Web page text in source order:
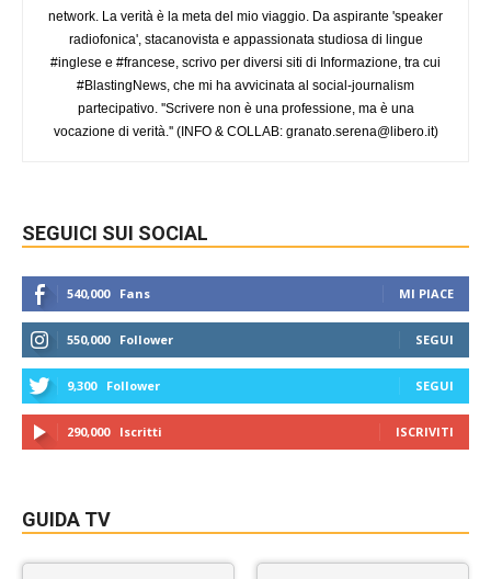
network. La verità è la meta del mio viaggio. Da aspirante 'speaker
radiofonica', stacanovista e appassionata studiosa di lingue
#inglese e #francese, scrivo per diversi siti di Informazione, tra cui
#BlastingNews, che mi ha avvicinata al social-journalism
partecipativo. ''Scrivere non è una professione, ma è una
vocazione di verità.'' (INFO & COLLAB: granato.serena@libero.it)
SEGUICI SUI SOCIAL
540,000 Fans MI PIACE
550,000 Follower SEGUI
9,300 Follower SEGUI
290,000 Iscritti ISCRIVITI
GUIDA TV